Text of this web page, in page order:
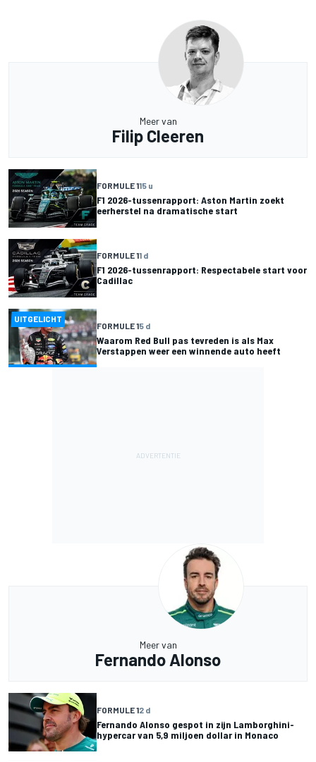
Meer van
Filip Cleeren
FORMULE 115 u
F1 2026-tussenrapport: Aston Martin zoekt
eerherstel na dramatische start
FORMULE 11 d
F1 2026-tussenrapport: Respectabele start voor
Cadillac
UITGELICHT
FORMULE 15 d
Waarom Red Bull pas tevreden is als Max
Verstappen weer een winnende auto heeft
Meer van
Fernando Alonso
FORMULE 12 d
Fernando Alonso gespot in zijn Lamborghini-
hypercar van 5,9 miljoen dollar in Monaco